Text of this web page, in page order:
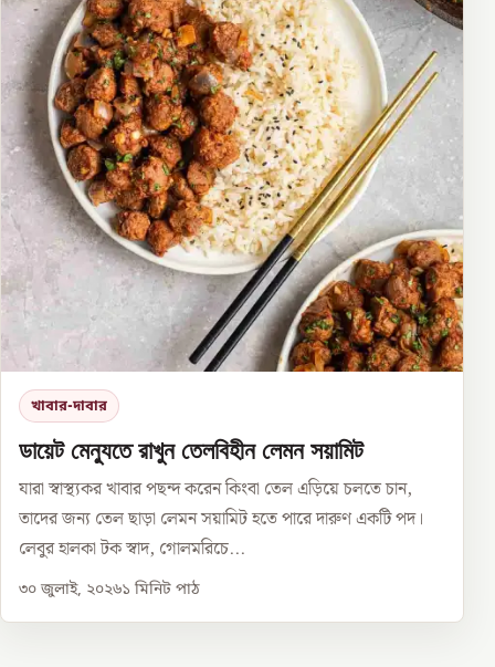
খাবার-দাবার
ডায়েট মেন্যুতে রাখুন তেলবিহীন লেমন সয়ামিট
যারা স্বাস্থ্যকর খাবার পছন্দ করেন কিংবা তেল এড়িয়ে চলতে চান,
তাদের জন্য তেল ছাড়া লেমন সয়ামিট হতে পারে দারুণ একটি পদ।
লেবুর হালকা টক স্বাদ, গোলমরিচে...
৩০ জুলাই, ২০২৬১ মিনিট পাঠ